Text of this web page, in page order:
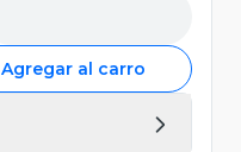
Agregar al carro